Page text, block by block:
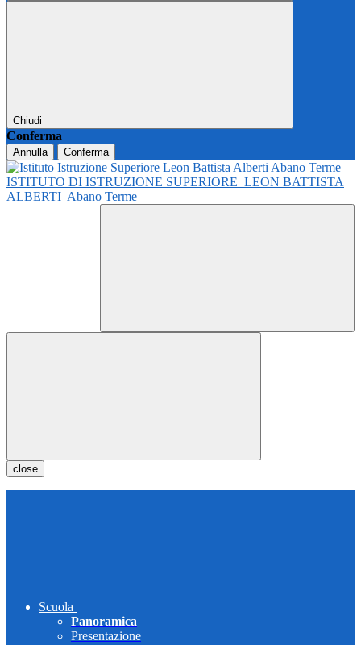
Chiudi
Conferma
Annulla Conferma
ISTITUTO DI ISTRUZIONE SUPERIORE LEON BATTISTA
ALBERTI Abano Terme
close
Scuola
Panoramica
Presentazione